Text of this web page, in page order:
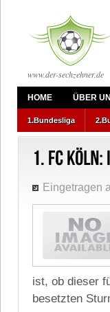
www.der-sechzehner.de
HOME ÜBER
1.Bundesliga
Eingetragen
ist, ob dieser
besetzten